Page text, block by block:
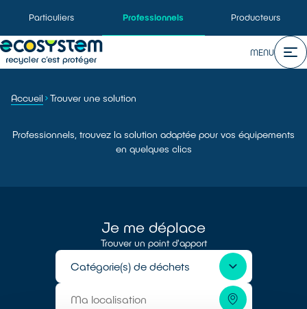
Particuliers Professionnels Producteurs
MENU
Accueil Trouver une solution
Professionnels, trouvez la solution adaptée pour vos équipements
en quelques clics
Je me déplace
Trouver un point d'apport
Catégorie(s) de déchets